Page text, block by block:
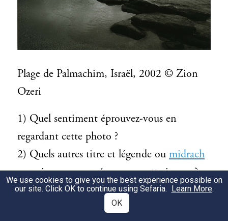
Plage de Palmachim, Israël, 2002 © Zion
Ozeri
1) Quel sentiment éprouvez-vous en
regardant cette photo ?
2) Quels autres titre et légende ou midrach
pourriez-vous suggérer pour cette image ?
3) Le texte ci-dessous change-t-il votre
perception de cette image ? De quelle
We use cookies to give you the best experience possible on
our site. Click OK to continue using Sefaria. Learn More.
OK